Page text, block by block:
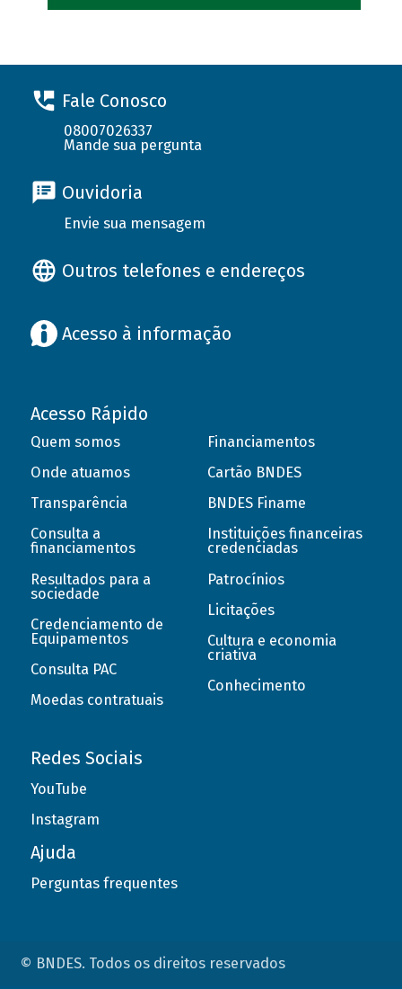
Fale Conosco
08007026337
Mande sua pergunta
Ouvidoria
Envie sua mensagem
Outros telefones e endereços
Acesso à informação
Acesso Rápido
Quem somos
Onde atuamos
Transparência
Consulta a
financiamentos
Resultados para a
sociedade
Credenciamento de
Equipamentos
Consulta PAC
Moedas contratuais
Financiamentos
Cartão BNDES
BNDES Finame
Instituições financeiras
credenciadas
Patrocínios
Licitações
Cultura e economia
criativa
Conhecimento
Redes Sociais
YouTube
Instagram
Ajuda
Perguntas frequentes
© BNDES. Todos os direitos reservados